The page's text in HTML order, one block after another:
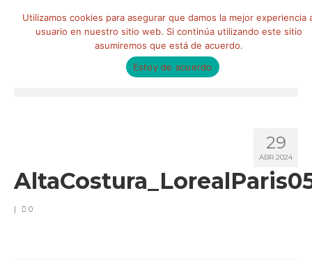
por:
Qué hacemos
29
ABR 2024
| 0
Utilizamos cookies para asegurar que damos la mejor experiencia
usuario en nuestro sitio web. Si continúa utilizando este sitio
asumiremos que está de acuerdo.
Estoy de acuerdo